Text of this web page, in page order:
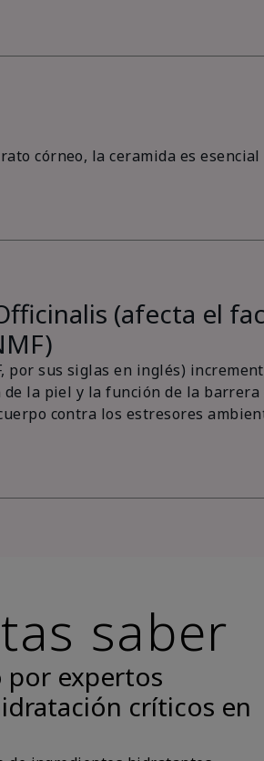
córneo, la ceramida es
(afecta el
sus siglas en inglés)
la piel y la función de la barrera
contra los estresores
saber
expertos
críticos en